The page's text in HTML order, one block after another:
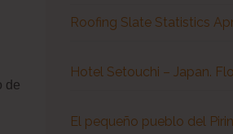
de
Roofing Slate Statistics
Hotel Setouchi – Japan.
El pequeño pueblo del